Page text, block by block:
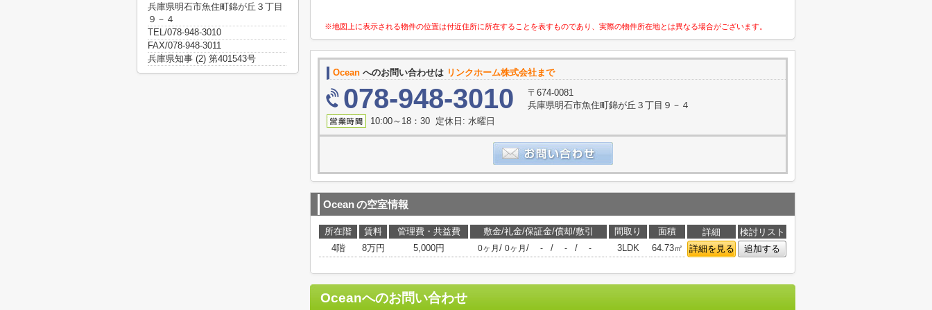
※地図上に表示される物件の位置は付近住所に所在することを表すものであり、実際の物件所在地とは異なる場合がございます。
Ocean へのお問い合わせは リンクホーム株式会社まで
078-948-3010
〒674-0081
兵庫県明石市魚住町錦が丘３丁目９－４
10:00～18：30 定休日: 水曜日
Oceanの空室情報
所在階 賃料 管理費・共益費 敷金/礼金/保証金/償却/敷引 間取り 面積 詳細
検討リスト
4階
8万円 5,000円 0ヶ月 / 0ヶ月 / - / - / - 3LDK 64.73㎡ 詳細を見る 追加する
Oceanへのお問い合わせ
兵庫県明石市魚住町錦が丘３丁目
９－４
TEL/078-948-3010
FAX/078-948-3011
兵庫県知事 (2) 第401543号